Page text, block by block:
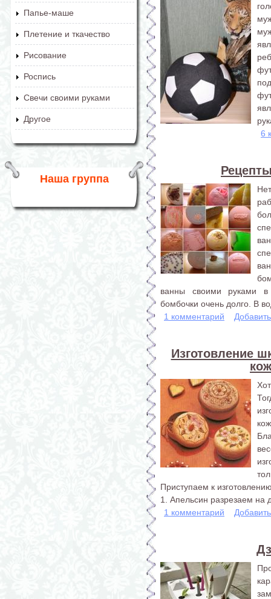
Папье-маше
Плетение и ткачество
Рисование
Роспись
Свечи своими руками
Другое
Наша группа
6
ванны своими руками в
бомбочки очень долго. В
1 комментарий
Изготовление
Приступаем к
1. Апельсин разрезаем на
1 комментарий